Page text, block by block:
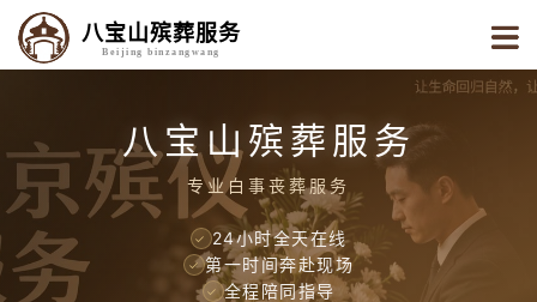
八宝山殡葬服务
Beijing binzangwang
八宝山殡葬服务
专业白事丧葬服务
✓ 24小时全天在线
✓ 第一时间奔赴现场
✓ 全程陪同指导